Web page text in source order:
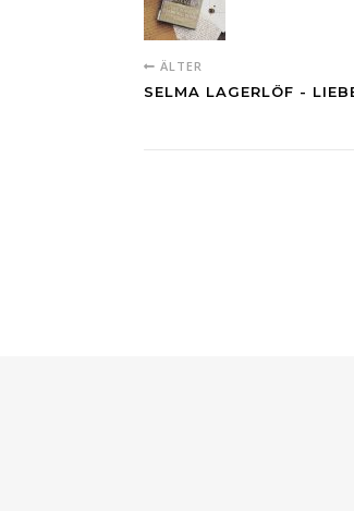
ÄLTER
SELMA LAGERLÖF -